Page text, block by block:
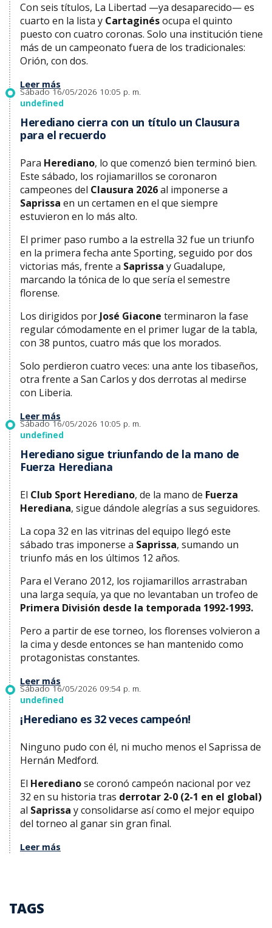
Con seis títulos, La Libertad —ya desaparecido— es
cuarto en la lista y Cartaginésocupa el quinto
puesto con cuatro coronas. Solo una institución tiene
más de un campeonato fuera de los tradicionales:
Orión, con dos.
Leer más
Sábado 16/05/2026 10:05 p. m.
undefined
Herediano cierra con un título un Clausura
para el recuerdo
Para Herediano, lo que comenzó bien terminó bien.
Este sábado, los rojiamarillos se coronaron
campeones del Clausura 2026al imponerse a
Saprissa en un certamen en el que siempre
estuvieron en lo más alto.
El primer paso rumbo a la estrella 32 fue un triunfo
en la primera fecha ante Sporting, seguido por dos
victorias más, frente a Saprissa y Guadalupe,
marcando la tónica de lo que sería el semestre
florense.
Los dirigidos porJosé Giacone terminaron la fase
regular cómodamente en el primer lugar de la tabla,
con 38 puntos, cuatro más que los morados.
Solo perdieron cuatro veces: una ante los tibaseños,
otra frente a San Carlos y dos derrotas al medirse
con Liberia.
Leer más
Sábado 16/05/2026 10:05 p. m.
undefined
Herediano sigue triunfando de la mano de
Fuerza Herediana
El Club Sport Herediano, de la mano de Fuerza
Herediana, sigue dándole alegrías a sus seguidores.
La copa 32 en las vitrinas del equipo llegó este
sábado tras imponerse a Saprissa, sumando un
triunfo más en los últimos 12 años.
Para el Verano 2012, los rojiamarillos arrastraban
una larga sequía, ya que no levantaban un trofeo de
Primera División desde la temporada 1992-1993.
Pero a partir de ese torneo, los florenses volvieron a
la cima y desde entonces se han mantenido como
protagonistas constantes.
Leer más
Sábado 16/05/2026 09:54 p. m.
undefined
¡Herediano es 32 veces campeón!
Ninguno pudo con él, ni mucho menos el Saprissa de
Hernán Medford.
El Heredianose coronó campeón nacional por vez
32 en su historia tras derrotar 2-0 (2-1 en el global)
al Saprissa y consolidarse así como el mejor equipo
del torneo al ganar sin gran final.
Leer más
TAGS